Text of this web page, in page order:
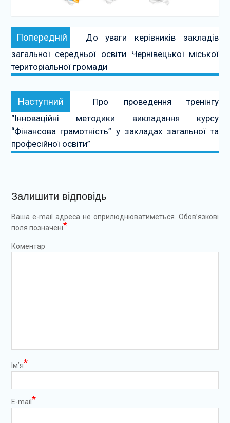
Навігація
записів
Попередній Попередній:
До уваги керівників закладів
загальної середньої освіти Чернівецької міської
територіальної громади
Наступний Наступний:
Про проведення тренінгу
“Інноваційні методики викладання курсу
“Фінансова грамотність” у закладах загальної та
професійної освіти”
Залишити відповідь
Ваша e-mail адреса не оприлюднюватиметься. Обов’язкові
поля позначені*
Коментар
Ім’я*
E-mail *